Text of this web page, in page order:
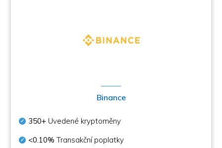
Binance
350+ Uvedené kryptoměny
<0.10% Transakční poplatky